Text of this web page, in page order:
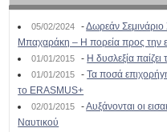
05/02/2024 -Δωρεάν
Μπαχαράκη – Η πορεία προς την
01/01/2015 - Η δυσλεξία
01/01/2015 -Τα ποσά
το ERASMUS+
02/01/2015 -Αυξάνονται οι
Ναυτικού